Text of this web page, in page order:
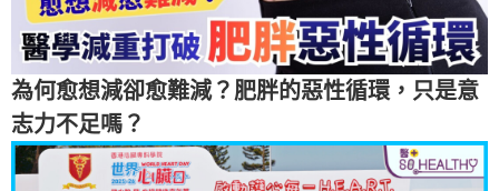
為何愈想減卻愈難減？肥胖的惡性循環，只是意
志力不足嗎？